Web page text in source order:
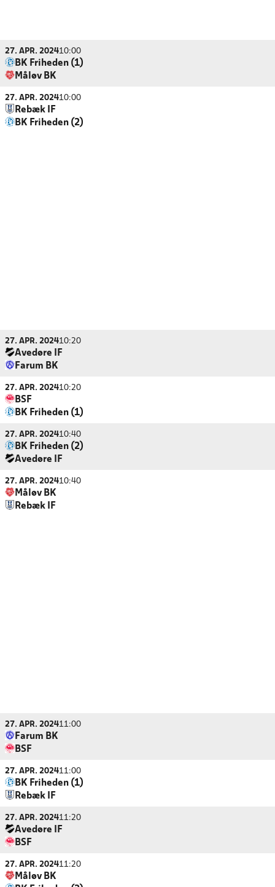
27. APR. 202410:00
BK Friheden (1)
Måløv BK
27. APR. 202410:00
Rebæk IF
BK Friheden (2)
27. APR. 202410:20
Avedøre IF
Farum BK
27. APR. 202410:20
BSF
BK Friheden (1)
27. APR. 202410:40
BK Friheden (2)
Avedøre IF
27. APR. 202410:40
Måløv BK
Rebæk IF
27. APR. 202411:00
Farum BK
BSF
27. APR. 202411:00
BK Friheden (1)
Rebæk IF
27. APR. 202411:20
Avedøre IF
BSF
27. APR. 202411:20
Måløv BK